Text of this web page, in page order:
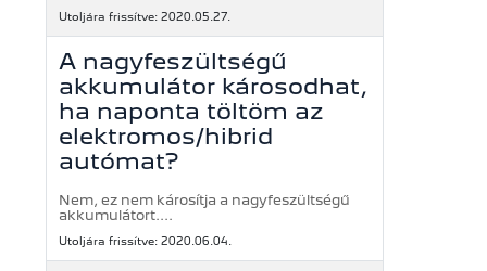
Utoljára frissítve: 2020.05.27.
A nagyfeszültségű
akkumulátor károsodhat,
ha naponta töltöm az
elektromos/hibrid
autómat?
Nem, ez nem károsítja a nagyfeszültségű
akkumulátort....
Utoljára frissítve: 2020.06.04.